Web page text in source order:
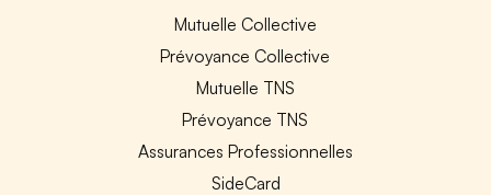
Mutuelle Collective
Prévoyance Collective
Mutuelle TNS
Prévoyance TNS
Assurances Professionnelles
SideCard